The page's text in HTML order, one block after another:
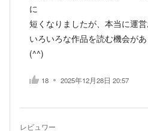
に
短くなりましたが、本当に運
いろいろな作品を読む機会が
(^^)
18 2025年12月28日 20:57
レビュワー